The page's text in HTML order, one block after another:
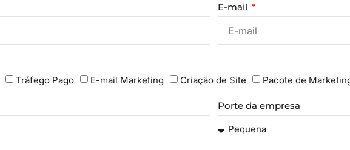
E-mail
Tráfego Pago E-mail Marketing Criação de Site Pacote de
Porte da empresa